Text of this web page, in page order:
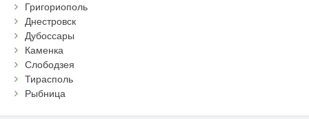
Григориополь
Днестровск
Дубоссары
Каменка
Слободзея
Тирасполь
Рыбница